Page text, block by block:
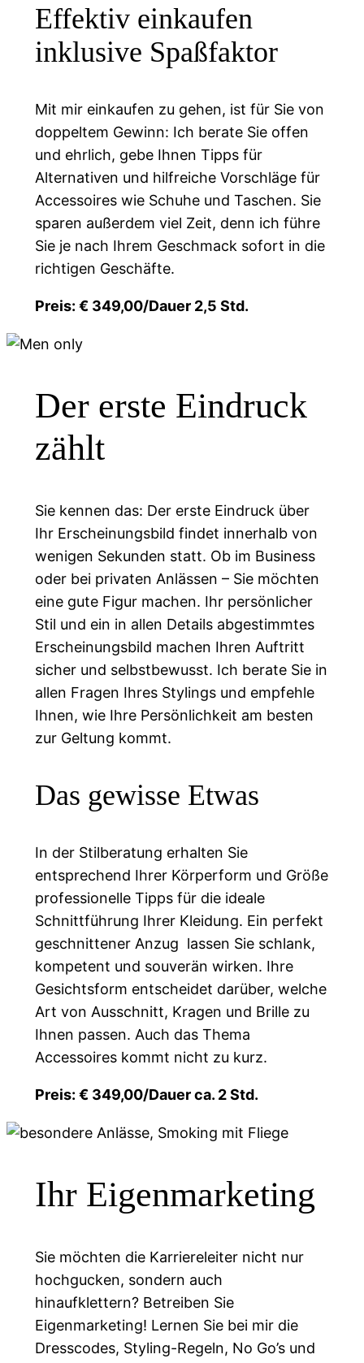
Effektiv einkaufen
inklusive Spaßfaktor
Mit mir einkaufen zu gehen, ist für Sie von
doppeltem Gewinn: Ich berate Sie offen
und ehrlich, gebe Ihnen Tipps für
Alternativen und hilfreiche Vorschläge für
Accessoires wie Schuhe und Taschen. Sie
sparen außerdem viel Zeit, denn ich führe
Sie je nach Ihrem Geschmack sofort in die
richtigen Geschäfte.
Preis: € 349,00/Dauer 2,5 Std.
Der erste Eindruck
zählt
Sie kennen das: Der erste Eindruck über
Ihr Erscheinungsbild findet innerhalb von
wenigen Sekunden statt. Ob im Business
oder bei privaten Anlässen – Sie möchten
eine gute Figur machen. Ihr persönlicher
Stil und ein in allen Details abgestimmtes
Erscheinungsbild machen Ihren Auftritt
sicher und selbstbewusst. Ich berate Sie in
allen Fragen Ihres Stylings und empfehle
Ihnen, wie Ihre Persönlichkeit am besten
zur Geltung kommt.
Das gewisse Etwas
In der Stilberatung erhalten Sie
entsprechend Ihrer Körperform und Größe
professionelle Tipps für die ideale
Schnittführung Ihrer Kleidung. Ein perfekt
geschnittener Anzug lassen Sie schlank,
kompetent und souverän wirken. Ihre
Gesichtsform entscheidet darüber, welche
Art von Ausschnitt, Kragen und Brille zu
Ihnen passen. Auch das Thema
Accessoires kommt nicht zu kurz.
Preis: € 349,00/Dauer ca. 2 Std.
Ihr Eigenmarketing
Sie möchten die Karriereleiter nicht nur
hochgucken, sondern auch
hinaufklettern? Betreiben Sie
Eigenmarketing! Lernen Sie bei mir die
Dresscodes, Styling-Regeln, No Go’s und